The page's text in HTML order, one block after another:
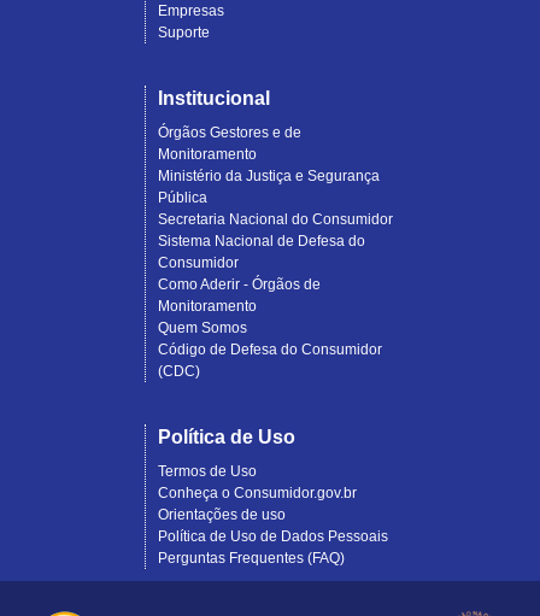
Empresas
Suporte
Institucional
Órgãos Gestores e de
Monitoramento
Ministério da Justiça e Segurança
Pública
Secretaria Nacional do Consumidor
Sistema Nacional de Defesa do
Consumidor
Como Aderir - Órgãos de
Monitoramento
Quem Somos
Código de Defesa do Consumidor
(CDC)
Política de Uso
Termos de Uso
Conheça o Consumidor.gov.br
Orientações de uso
Política de Uso de Dados Pessoais
Perguntas Frequentes (FAQ)